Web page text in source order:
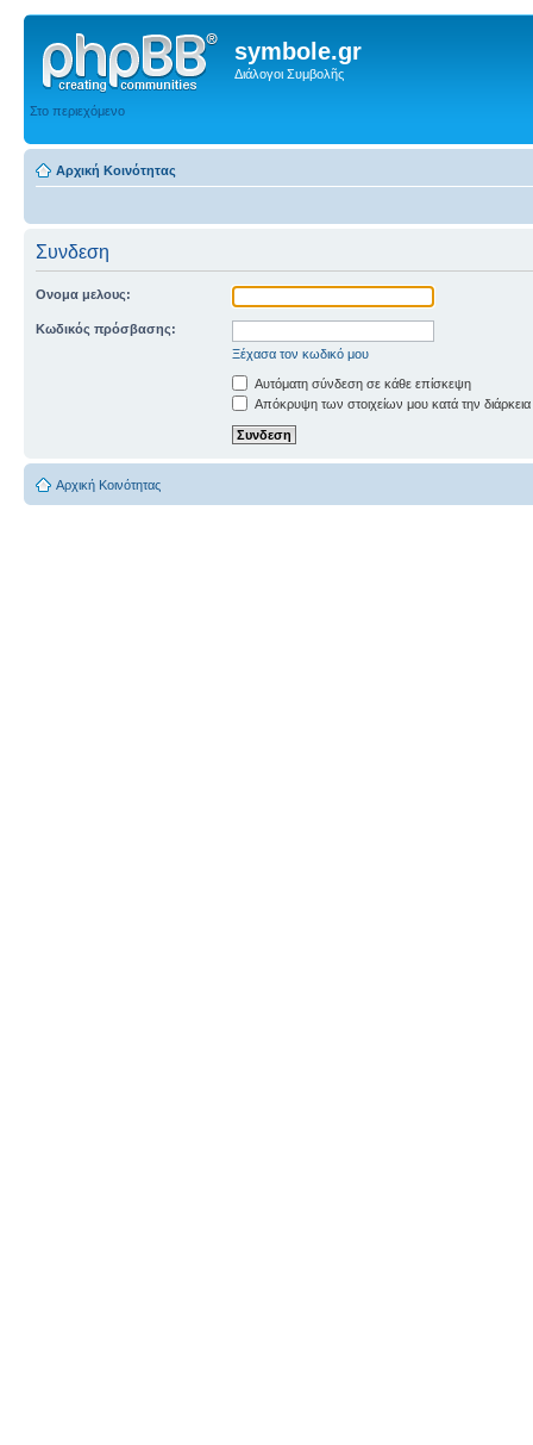
symbole.gr
Διάλογοι Συμβολῆς
Στο περιεχόμενο
Αρχική Κοινότητας
Συνδεση
Ονομα μελους:
Κωδικός πρόσβασης:
Ξέχασα τον κωδικό μου
Αυτόματη σύνδεση σε κάθε επίσκεψη
Απόκρυψη των στοιχείων μου κατά την
Αρχική Κοινότητας